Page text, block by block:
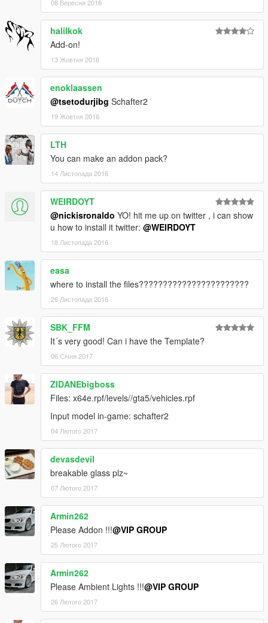
08 Вересня 2016
halilkok
Add-on!
13 Жовтня 2016
enoklaassen
@tsetodurjibg Schafter2
19 Жовтня 2016
LTH
You can make an addon pack?
14 Листопада 2016
WEIRDOYT
@nickisronaldo YO! hit me up on twitter , i can show
u how to install it twitter: @WEIRDOYT
18 Листопада 2016
easa
where to install the files???????????????????????
26 Листопада 2016
SBK_FFM
It´s very good! Can i have the Template?
06 Січня 2017
ZIDANEbigboss
Files: x64e.rpf/levels//gta5/vehicles.rpf
Input model in-game: schafter2
04 Лютого 2017
devasdevil
breakable glass plz~
07 Лютого 2017
Armin262
Please Addon !!!@VIP GROUP
25 Лютого 2017
Armin262
Please Ambient Lights !!!@VIP GROUP
26 Лютого 2017